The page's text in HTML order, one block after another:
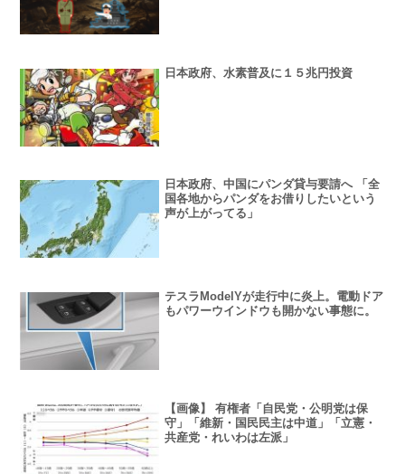
日本政府、水素普及に１５兆円投資
日本政府、中国にパンダ貸与要請へ 「全
国各地からパンダをお借りしたいという
声が上がってる」
テスラModelYが走行中に炎上。電動ドア
もパワーウインドウも開かない事態に。
【画像】 有権者「自民党・公明党は保
守」「維新・国民民主は中道」「立憲・
共産党・れいわは左派」